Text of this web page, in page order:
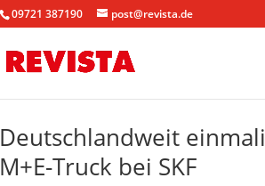
09721 387190 post@revista.de
Deutschlandweit
M+E-Truck bei SKF